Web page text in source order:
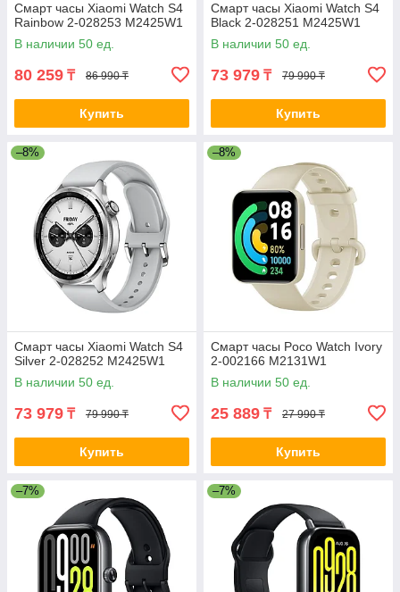
Смарт часы Xiaomi Watch S4
Rainbow 2-028253 M2425W1
В наличии 50 ед.
80 259 ₸ 86 990 ₸
Купить
Смарт часы Xiaomi Watch S4
Black 2-028251 M2425W1
В наличии 50 ед.
73 979 ₸ 79 990 ₸
Купить
–8%
Смарт часы Xiaomi Watch S4
Silver 2-028252 M2425W1
В наличии 50 ед.
73 979 ₸ 79 990 ₸
Купить
–8%
Смарт часы Poco Watch Ivory
2-002166 M2131W1
В наличии 50 ед.
25 889 ₸ 27 990 ₸
Купить
–7% –7%